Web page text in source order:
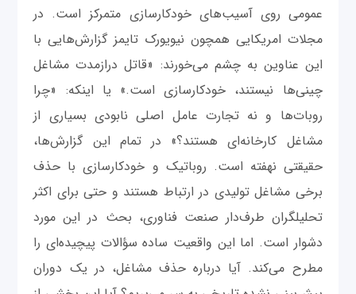
عمومی روی آسیب‌های خودکارسازی متمرکز است. در
مجلات امریکایی همچون نیویورک تایمز گزارش‌هایی با
این عناوین به چشم می‌خورند: «قاتل درازمدت مشاغل
چینی‌ها نیستند، خودکارسازی است.» یا اینکه: «چرا
روبات‌ها و نه تجارت عامل اصلی نابودی بسیاری از
مشاغل کارخانه‌ای هستند؟» در تمام این گزارش‌ها،
حقیقتی نهفته است. روباتیک و خودکارسازی با حذف
برخی مشاغل تولیدی در ارتباط هستند و حتی برای اکثر
تحلیلگران طرف‌دار صنعت فناوری، بحث در این مورد
دشوار است. اما این واقعیت ساده سؤالات پیچیده‌ای را
مطرح می‌کند. آیا درباره حذف مشاغل، در یک دوران